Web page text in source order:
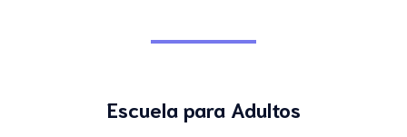
Escuela para Adultos